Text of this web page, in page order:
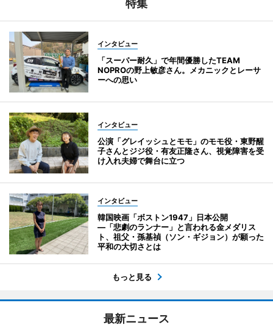
特集
インタビュー
「スーパー耐久」で年間優勝したTEAM
NOPROの野上敏彦さん。メカニックとレーサ
ーへの思い
インタビュー
公演「グレイッシュとモモ」のモモ役・東野醒
子さんとジジ役・有友正隆さん、視覚障害を受
け入れ夫婦で舞台に立つ
インタビュー
韓国映画「ボストン1947」日本公開
―「悲劇のランナー」と言われる金メダリス
ト、祖父・孫基禎（ソン・ギジョン）が願った
平和の大切さとは
もっと見る
最新ニュース